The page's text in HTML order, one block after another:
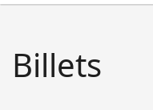
Billets